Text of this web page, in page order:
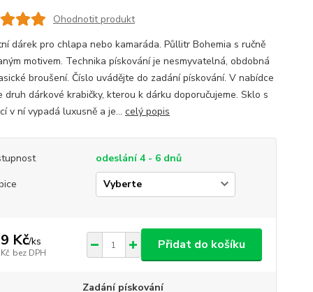
Ohodnotit produkt
dárek pro chlapa nebo kamaráda. Půllitr Bohemia s ručně
motivem. Technika pískování je nesmyvatelná, obdobná
broušení. Číslo uvádějte do zadání pískování. V nabídce
druh dárkové krabičky, kterou k dárku doporučujeme. Sklo s
v ní vypadá luxusně a je... celý popis
odeslání 4 - 6 dnů
Kč/ks
bez DPH
Přidat do košíku
Zadání pískování